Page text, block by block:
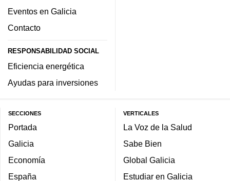
Eventos en Galicia
Contacto
RESPONSABILIDAD SOCIAL
Eficiencia energética
Ayudas para inversiones
SECCIONES
Portada
Galicia
Economía
España
VERTICALES
La Voz de la Salud
Sabe Bien
Global Galicia
Estudiar en Galicia